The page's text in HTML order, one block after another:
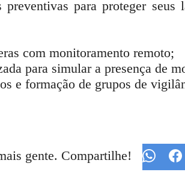
para proteger
com monitoramento remoto;
para simular a presença de
e formação de grupos de
gente. Compartilhe!